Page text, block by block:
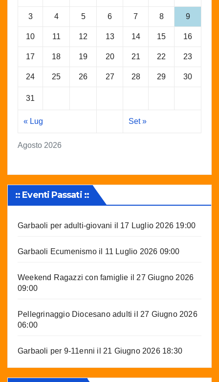
Agosto 2026
3 4 5 6 7 8 9
10 11 12 13 14 15 16
17 18 19 20 21 22 23
24 25 26 27 28 29 30
31
« Lug Set »
:: Eventi Passati ::
Garbaoli per adulti-giovani il 17 Luglio 2026 19:00
Garbaoli Ecumenismoil 11 Luglio 2026 09:00
Weekend Ragazzi con famiglie il 27 Giugno 2026
09:00
Pellegrinaggio Diocesano adulti il 27 Giugno 2026
06:00
Garbaoli per 9-11enni il 21 Giugno 2026 18:30